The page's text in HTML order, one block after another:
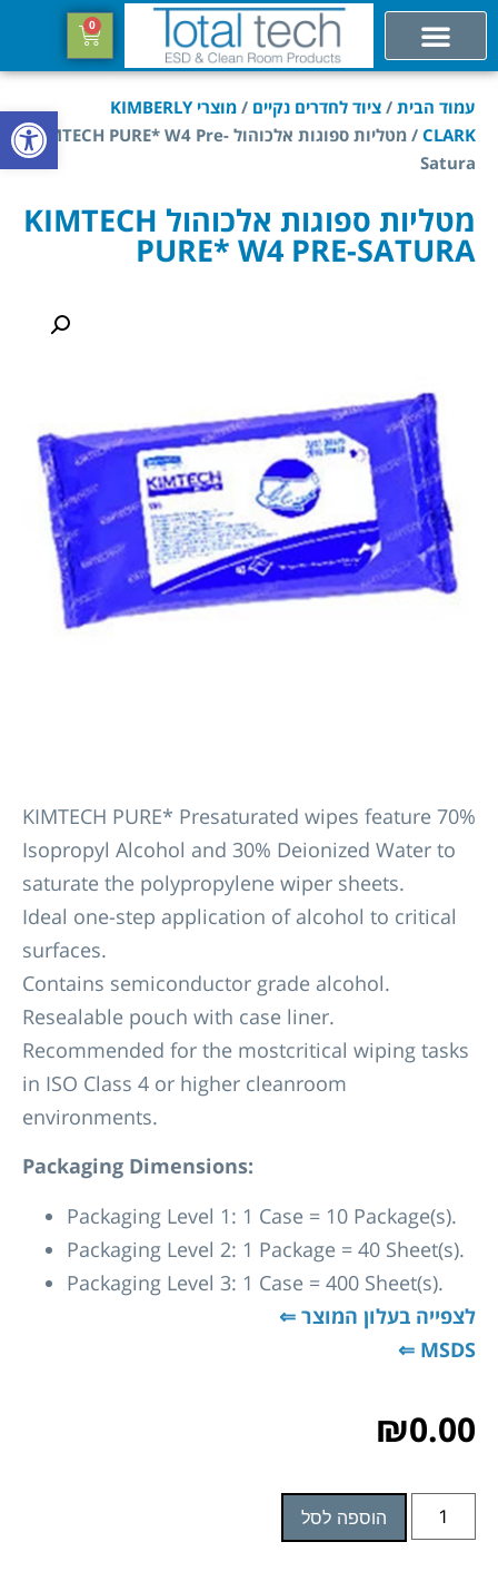
פתח
0
עמוד הבית / ציוד לחדרים נקיים /
מוצרי KIMBERLY
CLARK
/ מטליות ספוגות אלכוהול KIMTECH PURE* W4 Pre-
Satura
מטליות ספוגות אלכוהול KIMTECH
PURE* W4 PRE-SATURA
KIMTECH PURE* Presaturated wipes feature 70%
Isopropyl Alcohol and 30% Deionized Water to
saturate the polypropylene wiper sheets.
Ideal one-step application of alcohol to critical
surfaces.
Contains semiconductor grade alcohol.
Resealable pouch with case liner.
Recommended for the mostcritical wiping tasks
in ISO Class 4 or higher cleanroom
environments.
Packaging Dimensions:
Packaging Level 1: 1 Case = 10 Package(s).
Packaging Level 2: 1 Package = 40 Sheet(s).
Packaging Level 3: 1 Case = 400 Sheet(s).
לצפייה בעלון המוצר ⇐
MSDS ⇐
₪0.00
הוספה לסל